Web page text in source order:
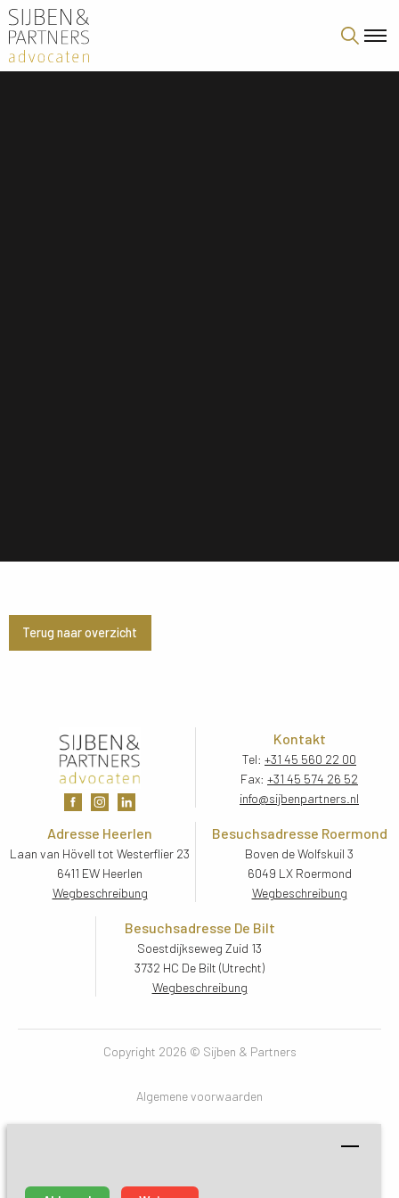
Terug naar overzicht
Kontakt
Tel: +31 45 560 22 00
Fax: +31 45 574 26 52
info@sijbenpartners.nl
Adresse Heerlen
Laan van Hövell tot Westerflier 23
6411 EW Heerlen
Wegbeschreibung
Besuchsadresse Roermond
Boven de Wolfskuil 3
6049 LX Roermond
Wegbeschreibung
Besuchsadresse De Bilt
Soestdijkseweg Zuid 13
3732 HC De Bilt (Utrecht)
Wegbeschreibung
Copyright 2026 © Sijben & Partners
Algemene voorwaarden
Dienstverlening